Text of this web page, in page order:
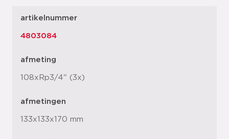
artikelnummer
4803084
afmeting
108xRp3/4" (3x)
afmetingen
133x133x170 mm